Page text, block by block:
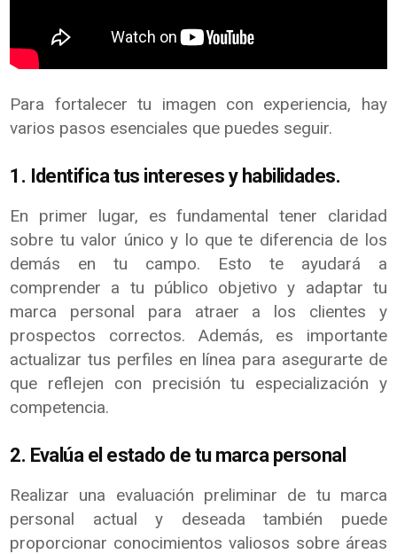
Para fortalecer tu imagen con experiencia, hay
varios pasos esenciales que puedes seguir.
1. Identifica tus intereses y habilidades.
En primer lugar, es fundamental tener claridad
sobre tu valor único y lo que te diferencia de los
demás en tu campo. Esto te ayudará a
comprender a tu público objetivo y adaptar tu
marca personal para atraer a los clientes y
prospectos correctos. Además, es importante
actualizar tus perfiles en línea para asegurarte de
que reflejen con precisión tu especialización y
competencia.
2. Evalúa el estado de tu marca personal
Realizar una evaluación preliminar de tu marca
personal actual y deseada también puede
proporcionar conocimientos valiosos sobre áreas